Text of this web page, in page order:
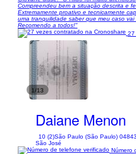
Compreendeu bem a situação descrita e
Extremamente proativo e tecnicamente
uma tranquilidade saber que meu caso
Recomendo a todos!"
27
1/13
Daiane Menon
10 (2)São Paulo (São Paulo)
São José
Número